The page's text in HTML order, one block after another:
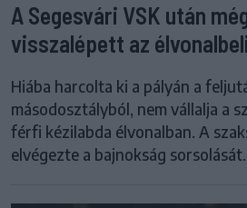
A Segesvári VSK után
visszalépett az
Hiába harcolta ki a pályán a
másodosztályból, nem vállalja a
férfi kézilabda élvonalban. A
elvégezte a bajnokság sorsolását.